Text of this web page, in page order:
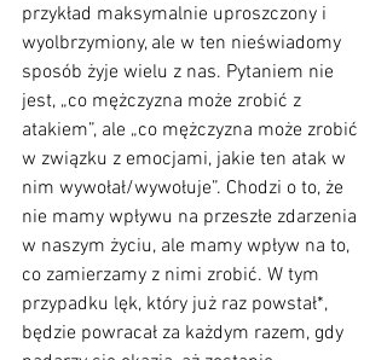
przykład maksymalnie uproszczony i
wyolbrzymiony, ale w ten nieświadomy
sposób żyje wielu z nas. Pytaniem nie
jest, „co mężczyzna może zrobić z
atakiem”, ale „co mężczyzna może zrobić
w związku z emocjami, jakie ten atak w
nim wywołał/wywołuje”. Chodzi o to, że
nie mamy wpływu na przeszłe zdarzenia
w naszym życiu, ale mamy wpływ na to,
co zamierzamy z nimi zrobić. W tym
przypadku lęk, który już raz powstał*,
będzie powracał za każdym razem, gdy